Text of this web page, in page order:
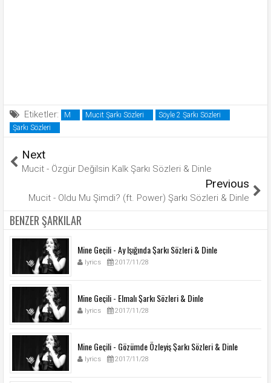
Etiketler: M Mucit Şarkı Sözleri
Söyle 2 Şarkı Sözleri
Şarkı Sözleri
Next
Mucit - Özgür Değilsin Kalk Şarkı Sözleri & Dinle
Previous
Mucit - Oldu Mu Şimdi? (ft. Power) Şarkı Sözleri & Dinle
BENZER ŞARKILAR
Mine Geçili - Ay Işığında Şarkı Sözleri & Dinle
lyrics 2017/11/28
Mine Geçili - Elmalı Şarkı Sözleri & Dinle
lyrics 2017/11/28
Mine Geçili - Gözümde Özleyiş Şarkı Sözleri & Dinle
lyrics 2017/11/28